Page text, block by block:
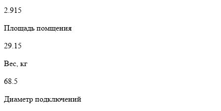
2.915
Площадь помщения
29.15
Вес, кг
68.5
Диаметр подключений